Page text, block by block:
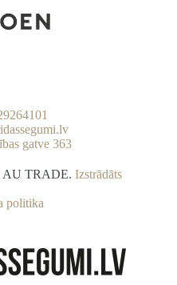
gatve 363
AU TRADE. Izstrādāts
politika